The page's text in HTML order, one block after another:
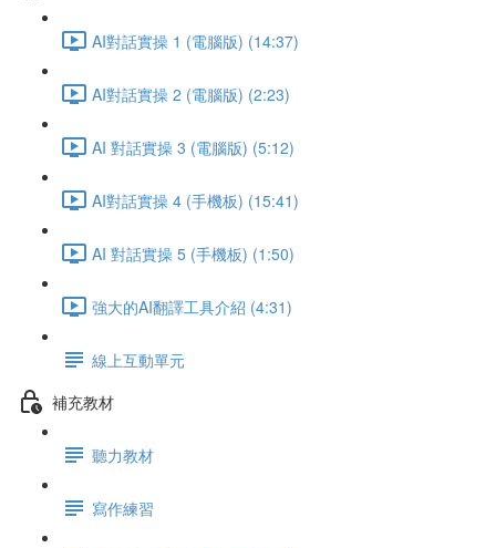
AI對話實操 1 (電腦版) (14:37)
AI對話實操 2 (電腦版) (2:23)
AI 對話實操 3 (電腦版) (5:12)
AI對話實操 4 (手機板) (15:41)
AI 對話實操 5 (手機板) (1:50)
強大的AI翻譯工具介紹 (4:31)
線上互動單元
補充教材
聽力教材
寫作練習